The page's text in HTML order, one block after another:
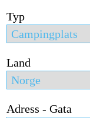
Typ
Land
Adress - Gata